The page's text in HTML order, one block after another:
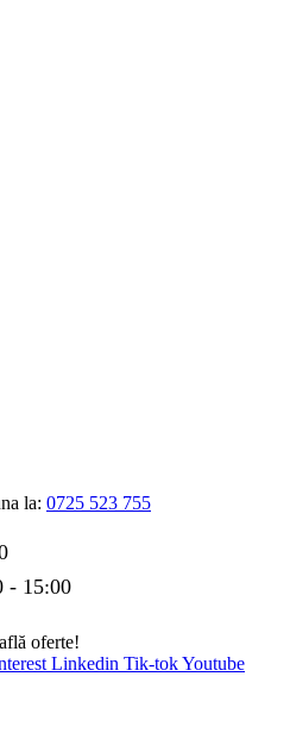
la: 0725 523 755
- 15:00
oferte!
Linkedin Tik-tokYoutube